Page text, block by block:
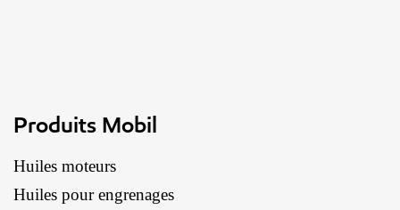
Produits Mobil
Huiles moteurs
Huiles pour engrenages